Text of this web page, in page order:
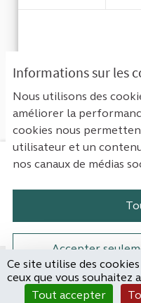
Informations sur les
Nous utilisons des
améliorer la
cookies nous
utilisateur et un
nos canaux de médias
Accepter
Voir
Mentions
Site réalisé par
Open Source Politics
grâce aulogiciel libre
Ce site utilise des
ceux que vous souhaitez
Tout accepter